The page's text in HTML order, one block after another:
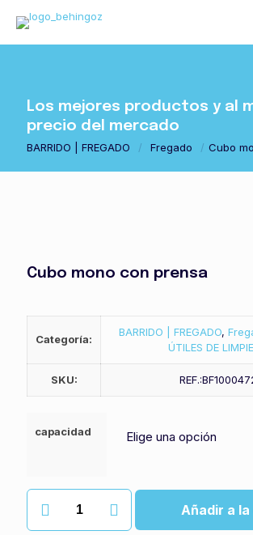
Los mejores productos y al
precio del mercado
BARRIDO | FREGADO / Fregado / Cubo
Cubo mono con prensa
Categoría:
BARRIDO | FREGADO,
ÚTILES DE
SKU:
capacidad
Cubo
con
Añadir a